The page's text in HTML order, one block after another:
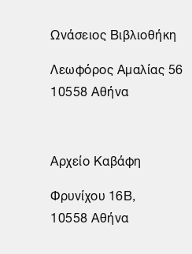
Ωνάσειος Βιβλιοθήκη
Λεωφόρος Αμαλίας 56
10558 Αθήνα
Αρχείο Καβάφη
Φρυνίχου 16Β,
10558 Αθήνα